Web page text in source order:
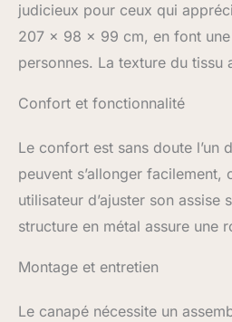
judicieux pour ceux qui
207 x 98 x 99 cm, en font
personnes. La texture du tissu
Confort et fonctionnalité
Le confort est sans doute l’un
peuvent s’allonger
utilisateur d’ajuster son
structure en métal assure une
Montage et entretien
Le canapé nécessite un